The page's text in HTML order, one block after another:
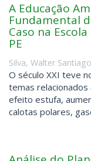
A Educação
Fundamental
Caso na
PE
Silva, Walter
O século XXI teve
temas relacionados
efeito estufa,
calotas polares,